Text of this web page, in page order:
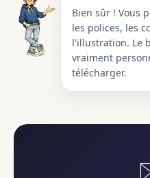
Bien sûr ! Vous
les polices, les
l'illustration. Le
vraiment
télécharger.